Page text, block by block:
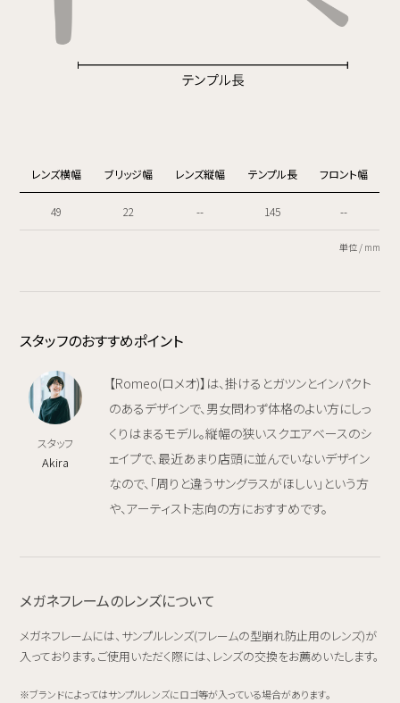
レンズ横幅 ブリッジ幅 レンズ縦幅 テンプル長 フロント幅
49 22 -- 145 --
単位 / mm
スタッフのおすすめポイント
スタッフ
Akira
【Romeo(ロメオ)】は、掛けるとガツンとインパクト
のあるデザインで、男女問わず体格のよい方にしっ
くりはまるモデル。縦幅の狭いスクエアベースのシ
ェイプで、最近あまり店頭に並んでいないデザイン
なので、「周りと違うサングラスがほしい」という方
や、アーティスト志向の方におすすめです。
メガネフレームのレンズについて
メガネフレームには、サンプルレンズ(フレームの型崩れ防止用のレンズ)が
入っております。ご使用いただく際には、レンズの交換をお薦めいたします。
ブランドによってはサンプルレンズにロゴ等が入っている場合があります。